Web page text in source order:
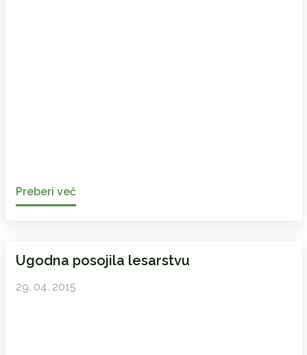
Preberi več
Ugodna posojila lesarstvu
29. 04. 2015